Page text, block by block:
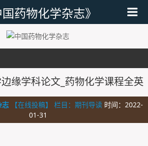
国药物化学杂志》
缘学科论文_药物化学课程全英
志 【在线投稿】 栏目： 期刊导读时间：2022-
01-31